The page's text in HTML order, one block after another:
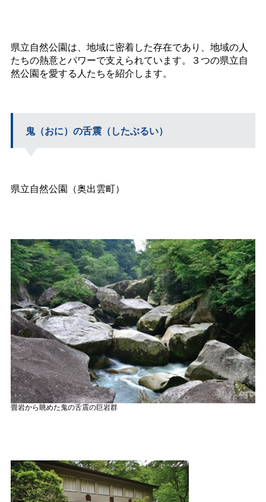
県立自然公園は、地域に密着した存在であり、地域の人
たちの熱意とパワーで支えられています。３つの県立自
然公園を愛する人たちを紹介します。
鬼（おに）の舌震（したぶるい）
県立自然公園（奥出雲町）
畳岩から眺めた鬼の舌震の巨岩群